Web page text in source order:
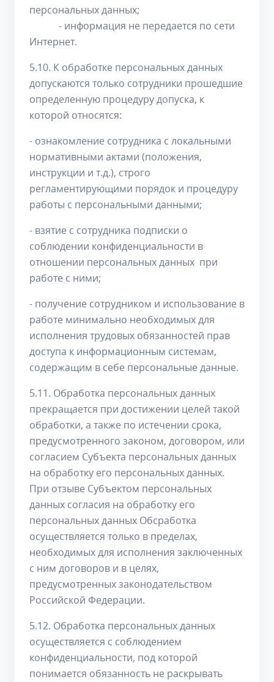
персональных данных;
- информация не передается по сети
Интернет.
5.10. К обработке персональных данных
допускаются только сотрудники прошедшие
определенную процедуру допуска, к
которой относятся:
- ознакомление сотрудника с локальными
нормативными актами (положения,
инструкции и т.д.), строго
регламентирующими порядок и процедуру
работы с персональными данными;
- взятие с сотрудника подписки о
соблюдении конфиденциальности в
отношении персональных данных при
работе с ними;
- получение сотрудником и использование в
работе минимально необходимых для
исполнения трудовых обязанностей прав
доступа к информационным системам,
содержащим в себе персональные данные.
5.11. Обработка персональных данных
прекращается при достижении целей такой
обработки, а также по истечении срока,
предусмотренного законом, договором, или
согласием Субъекта персональных данных
на обработку его персональных данных.
При отзыве Субъектом персональных
данных согласия на обработку его
персональных данных Обсработка
осуществляется только в пределах,
необходимых для исполнения заключенных
с ним договоров и в целях,
предусмотренных законодательством
Российской Федерации.
5.12. Обработка персональных данных
осуществляется с соблюдением
конфиденциальности, под которой
понимается обязанность не раскрывать